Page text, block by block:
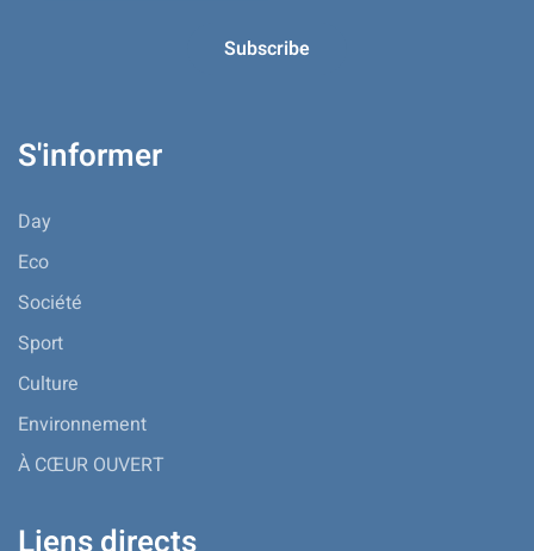
S'informer
Day
Eco
Société
Sport
Culture
Environnement
À CŒUR OUVERT